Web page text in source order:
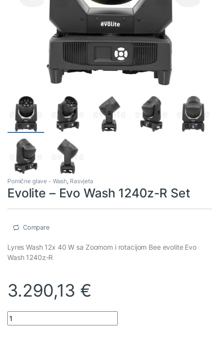
Pomične glave - Wash, Rasvjeta
Evolite – Evo Wash 1240z-R Set
Compare
Lyres Wash 12x 40 W sa Zoomom i rotacijom Bee evolite Evo
Wash 1240z-R
3.290,13 €
Evolite - Evo Wash 1240z-R Set quantity